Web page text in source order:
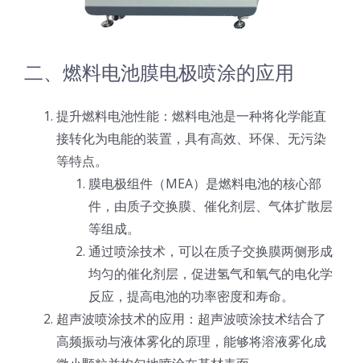
二、燃料电池膜电极喷涂的应用
提升燃料电池性能：燃料电池是一种将化学能直
接转化为电能的装置，具有高效、环保、无污染
等特点。
膜电极组件（MEA）是燃料电池的核心部
件，由质子交换膜、催化剂层、气体扩散层
等组成。
通过喷涂技术，可以在质子交换膜两侧形成
均匀的催化剂层，促进氢气和氧气的电化学
反应，提高电池的功率密度和寿命。
超声波喷涂技术的应用：超声波喷涂技术结合了
高频振动与液体雾化的原理，能够将溶液雾化成